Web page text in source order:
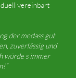
vereinbart
der medass gut
zuverlässig und
würde s immer